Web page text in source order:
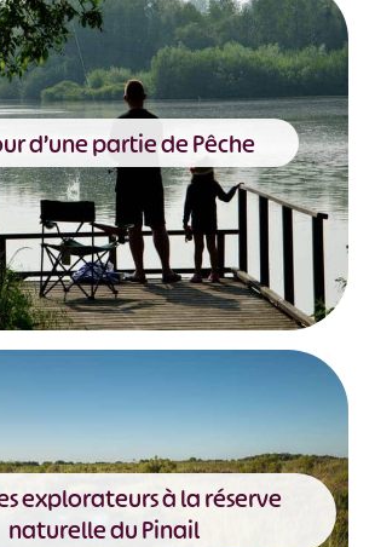
d’une partie de Pêche
explorateurs à la réserve
naturelle du Pinail